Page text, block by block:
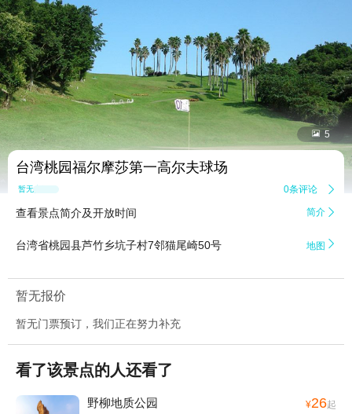
 5
台湾桃园福尔摩莎第一高尔夫球场
暂无点评 0条评论 
查看景点简介及开放时间 简介 
台湾省桃园县芦竹乡坑子村7邻猫尾崎50号 地图 
暂无报价
暂无门票预订，我们正在努力补充
看了该景点的人还看了
野柳地质公园 ¥26起
